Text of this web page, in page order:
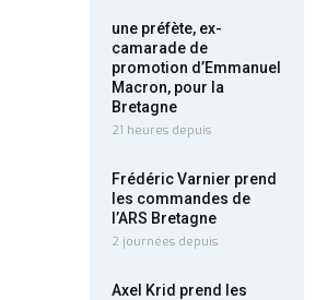
une préfète, ex-
camarade de
promotion d’Emmanuel
Macron, pour la
Bretagne
21 heures depuis
Frédéric Varnier prend
les commandes de
l’ARS Bretagne
2 journées depuis
Axel Krid prend les